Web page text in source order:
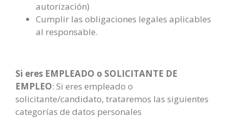
autorización)
Cumplir las obligaciones legales aplicables
al responsable.
Si eres EMPLEADO o SOLICITANTE DE
EMPLEO: Si eres empleado o
solicitante/candidato, trataremos las siguientes
categorías de datos personales